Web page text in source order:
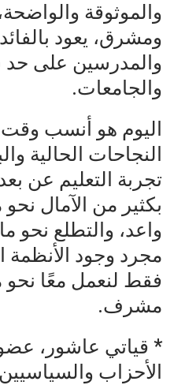
والموثوقة
ومشرق، يعود
والمدرسين على
والجامعات.
اليوم هو أنسب
النجاحات الحالية
تجربة التعليم عن
بكثير من الآمال
واعد، والتطلع نحو
مجرد وجود الأنظمة
فقط لنعمل معًا نحو
مشرف.
* قياتي عاشور،
الأحزاب والسياسيين